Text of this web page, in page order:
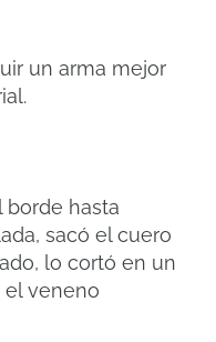
un arma mejor
borde hasta
sacó el cuero
lo cortó en un
veneno